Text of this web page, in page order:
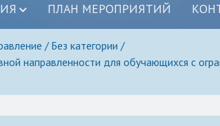
ПЛАН МЕРОПРИЯТИЙ
Без категории
направленности для обучающихся с